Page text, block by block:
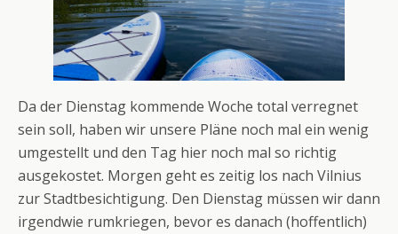
Da der Dienstag kommende Woche total verregnet
sein soll, haben wir unsere Pläne noch mal ein wenig
umgestellt und den Tag hier noch mal so richtig
ausgekostet. Morgen geht es zeitig los nach Vilnius
zur Stadtbesichtigung. Den Dienstag müssen wir dann
irgendwie rumkriegen, bevor es danach (hoffentlich)